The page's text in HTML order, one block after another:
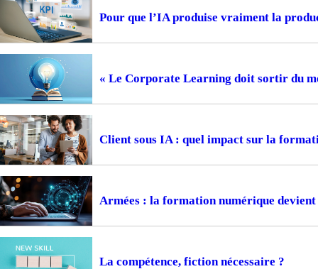
Pour que l’IA produise vraiment la
« Le Corporate Learning doit sortir du
Client sous IA : quel impact sur la
Armées : la formation numérique
La compétence, fiction nécessaire ?